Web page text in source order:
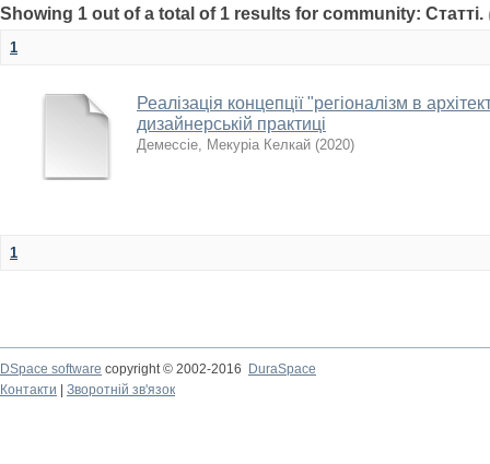
Showing 1 out of a total of 1 results for community: Статті.
1
Реалізація концепції "регіоналізм в
дизайнерській практиці
Демессіе, Мекуріа Келкай (2020)
1
DSpace software copyright © 2002-2016
DuraSpace
Контакти
Зворотній зв'язок